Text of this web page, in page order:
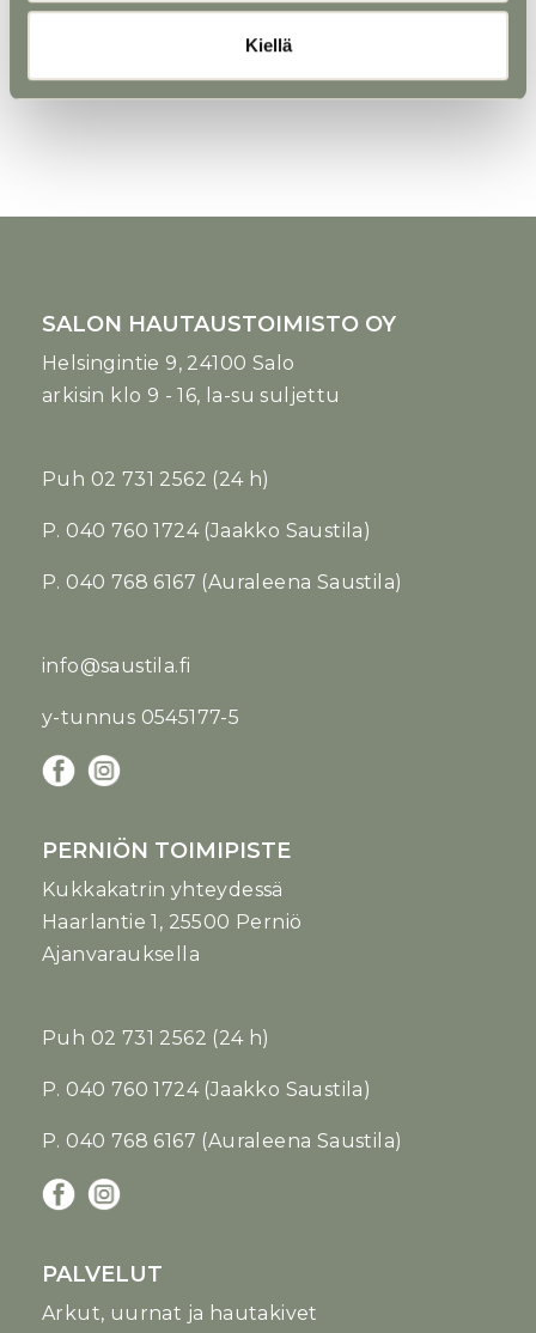
Kiellä
Uurna 4 - Viti-uurna Joutsenet
SALON HAUTAUSTOIMISTO OY
Helsingintie 9, 24100 Salo
arkisin klo 9 - 16, la-su suljettu
Puh 02 731 2562 (24 h)
P. 040 760 1724 (Jaakko Saustila)
P. 040 768 6167 (Auraleena Saustila)
info@saustila.fi
y-tunnus 0545177-5
PERNIÖN TOIMIPISTE
Kukkakatrin yhteydessä
Haarlantie 1, 25500 Perniö
Ajanvarauksella
Puh 02 731 2562 (24 h)
P. 040 760 1724 (Jaakko Saustila)
P. 040 768 6167 (Auraleena Saustila)
PALVELUT
Arkut, uurnat ja hautakivet